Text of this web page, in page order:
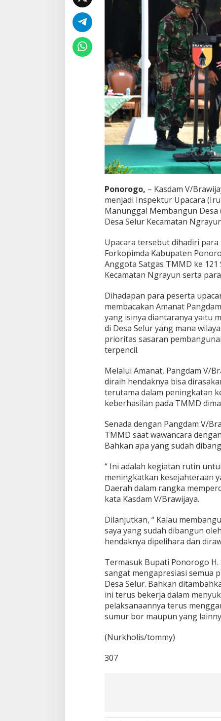
k
W
a
r
g
a
S
e
r
Ponorogo, – Kasdam V/
menjadi Inspektur Upacara
Manunggal Membangun
Desa Selur Kecamatan
Upacara tersebut dihadiri para
Forkopimda Kabupaten
Anggota Satgas TMMD ke
Kecamatan Ngrayun serta
Dihadapan para peserta
membacakan Amanat
yang isinya diantaranya yaitu
di Desa Selur yang mana
prioritas sasaran
terpencil.
Melalui Amanat, Pangdam V/
diraih hendaknya bisa
terutama dalam peningkatan
keberhasilan pada TMMD
Senada dengan Pangdam V/
TMMD saat wawancara
Bahkan apa yang sudah
“ Ini adalah kegiatan rutin
meningkatkan kesejahteraan
Daerah dalam rangka
kata Kasdam V/Brawijaya.
Dilanjutkan, “ Kalau
saya yang sudah dibangun
hendaknya dipelihara dan
Termasuk Bupati Ponorogo H.
sangat mengapresiasi semua
Desa Selur. Bahkan
ini terus bekerja dalam
pelaksanaannya terus
sumur bor maupun yang
(Nurkholis/tommy)
307